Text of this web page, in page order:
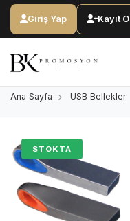
Giriş Yap Kayıt
Ana Sayfa USB Bellekler
STOKTA